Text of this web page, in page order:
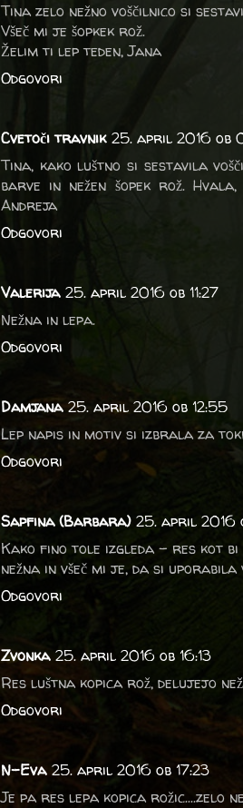
Tina zelo nežno voščilnico si
Všeč mi je šopkek rož.
Želim ti lep teden, Jana
Odgovori
Cvetoči travnik 25. april 2016 ob
Tina, kako luštno si sestavila
barve in nežen šopek rož.
Andreja
Odgovori
Valerija 25. april 2016 ob 11:27
Nežna in lepa.
Odgovori
Damjana 25. april 2016 ob 12:55
Lep napis in motiv si izbrala za
Odgovori
Sapfina (Barbara) 25. april 2016
Kako fino tole izgleda - res kot bi
nežna in všeč mi je, da si
Odgovori
Zvonka 25. april 2016 ob 16:13
Res luštna kopica rož, delujejo
Odgovori
N-Eva 25. april 2016 ob 17:23
Je pa res lepa kopica rožic....zelo